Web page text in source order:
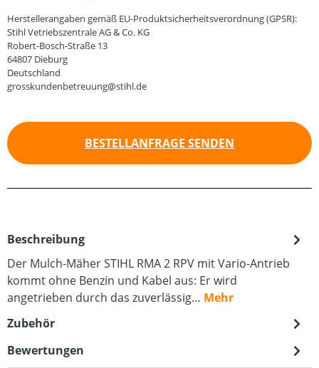
Herstellerangaben gemäß EU-Produktsicherheitsverordnung (GPSR):
Stihl Vetriebszentrale AG & Co. KG
Robert-Bosch-Straße 13
64807 Dieburg
Deutschland
grosskundenbetreuung@stihl.de
BESTELLANFRAGE SENDEN
Beschreibung
Der Mulch-Mäher STIHL RMA 2 RPV mit Vario-Antrieb
kommt ohne Benzin und Kabel aus: Er wird
angetrieben durch das zuverlässig… Mehr
Zubehör
Bewertungen